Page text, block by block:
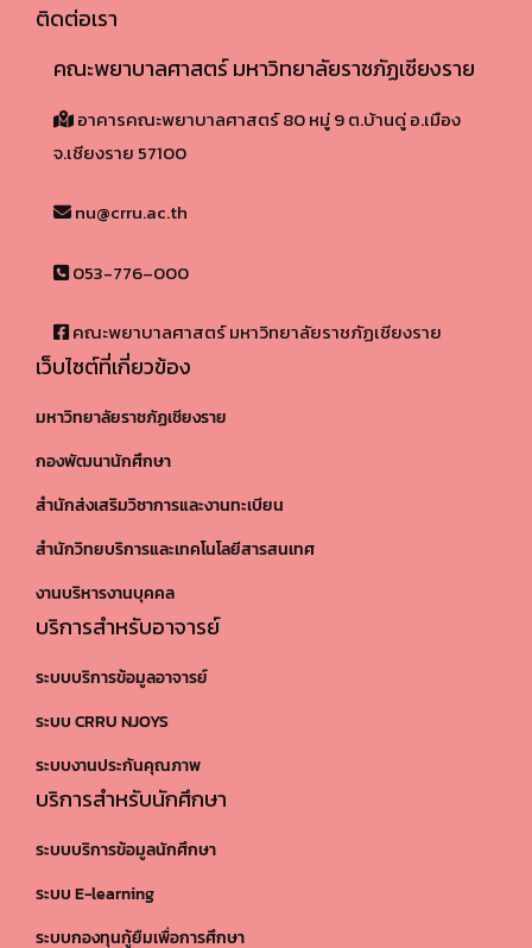
ติดต่อเรา
คณะพยาบาลศาสตร์ มหาวิทยาลัยราชภัฏเชียงราย
อาคารคณะพยาบาลศาสตร์ 80 หมู่ 9 ต.บ้านดู่ อ.เมือง
จ.เชียงราย 57100​
nu@crru.ac.th
053-776–000
คณะพยาบาลศาสตร์ มหาวิทยาลัยราชภัฏเชียงราย
เว็บไซต์ที่เกี่ยวข้อง
มหาวิทยาลัยราชภัฏเชียงราย
กองพัฒนานักศึกษา
สำนักส่งเสริมวิชาการและงานทะเบียน
สำนักวิทยบริการและเทคโนโลยีสารสนเทศ
งานบริหารงานบุคคล
บริการสำหรับอาจารย์
ระบบบริการข้อมูลอาจารย์
ระบบ CRRU NJOYS
ระบบงานประกันคุณภาพ
บริการสำหรับนักศึกษา
ระบบบริการข้อมูลนักศึกษา
ระบบ E-learning
ระบบกองทุนกู้ยืมเพื่อการศึกษา